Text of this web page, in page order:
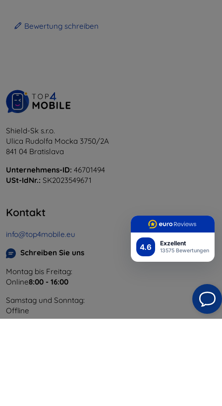
4.6 Exzellent
13575 Bewertungen
Bewertung schreiben
Shield-Sk s.r.o.
Ulica Rudolfa Mocka 3750/2A
841 04 Bratislava
Unternehmens-ID: 46701494
USt-IdNr.: SK2023549671
Kontakt
info@top4mobile.eu
Schreiben Sie uns
Montag bis Freitag:
Online8:00 - 16:00
Samstag und Sonntag:
Offline